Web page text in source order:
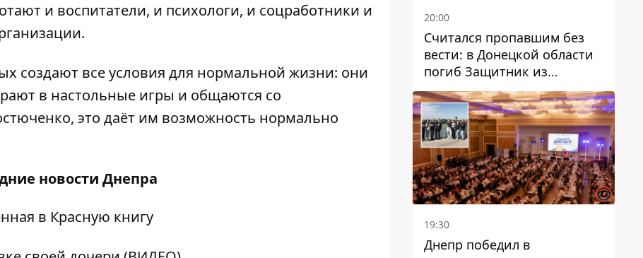
и воспитатели, и психологи, и соцработники и
создают все условия для нормальной жизни: они
в настольные игры и общаются со
это даёт им возможность нормально
новости Днепра
в Красную книгу
20:00
Считался пропавшим без
вести: в Донецкой области
погиб Защитник из
Каменского Антон
Красовский
19:30
Днепр победил в